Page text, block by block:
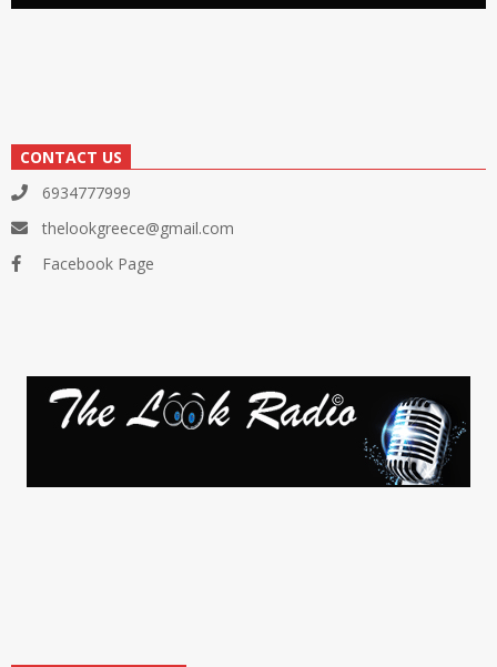
CONTACT US
6934777999
thelookgreece@gmail.com
Facebook Page